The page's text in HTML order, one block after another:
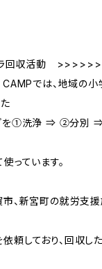
回収活動
では、地域の小
プを①洗浄 ⇒ ②分別
っています。
市、新宮町の就労支
頼しており、回収し